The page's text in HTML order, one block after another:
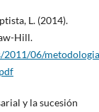
L. (2014).
Hill.
2011/06/
y la sucesión